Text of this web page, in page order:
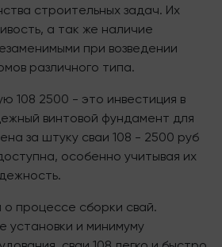
строительных задач. Их
а так же наличие
при возведении
различного типа.
108 2500 - это инвестиция в
винтовой фундамент для
за штуку сваи 108 - 2500 руб
особенно учитывая их
о процессе сборки свай.
установки и минимуму